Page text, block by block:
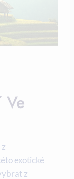
exotické
z